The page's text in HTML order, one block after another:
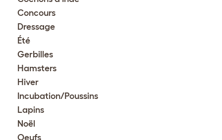
Concours
Dressage
Été
Gerbilles
Hamsters
Hiver
Incubation/Poussins
Lapins
Noël
Oeufs